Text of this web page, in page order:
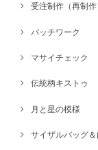
受注制作（再制作
パッチワーク
マサイチェック
伝統柄キストゥ
月と星の模様
サイザルバッグ